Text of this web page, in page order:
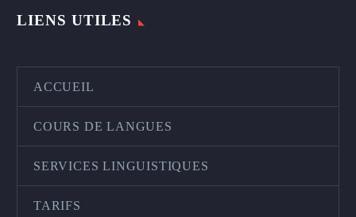
LIENS UTILES
ACCUEIL
COURS DE LANGUES
SERVICES LINGUISTIQUES
TARIFS